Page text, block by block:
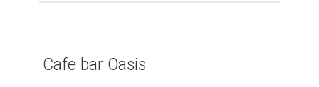
Cafe bar Oasis